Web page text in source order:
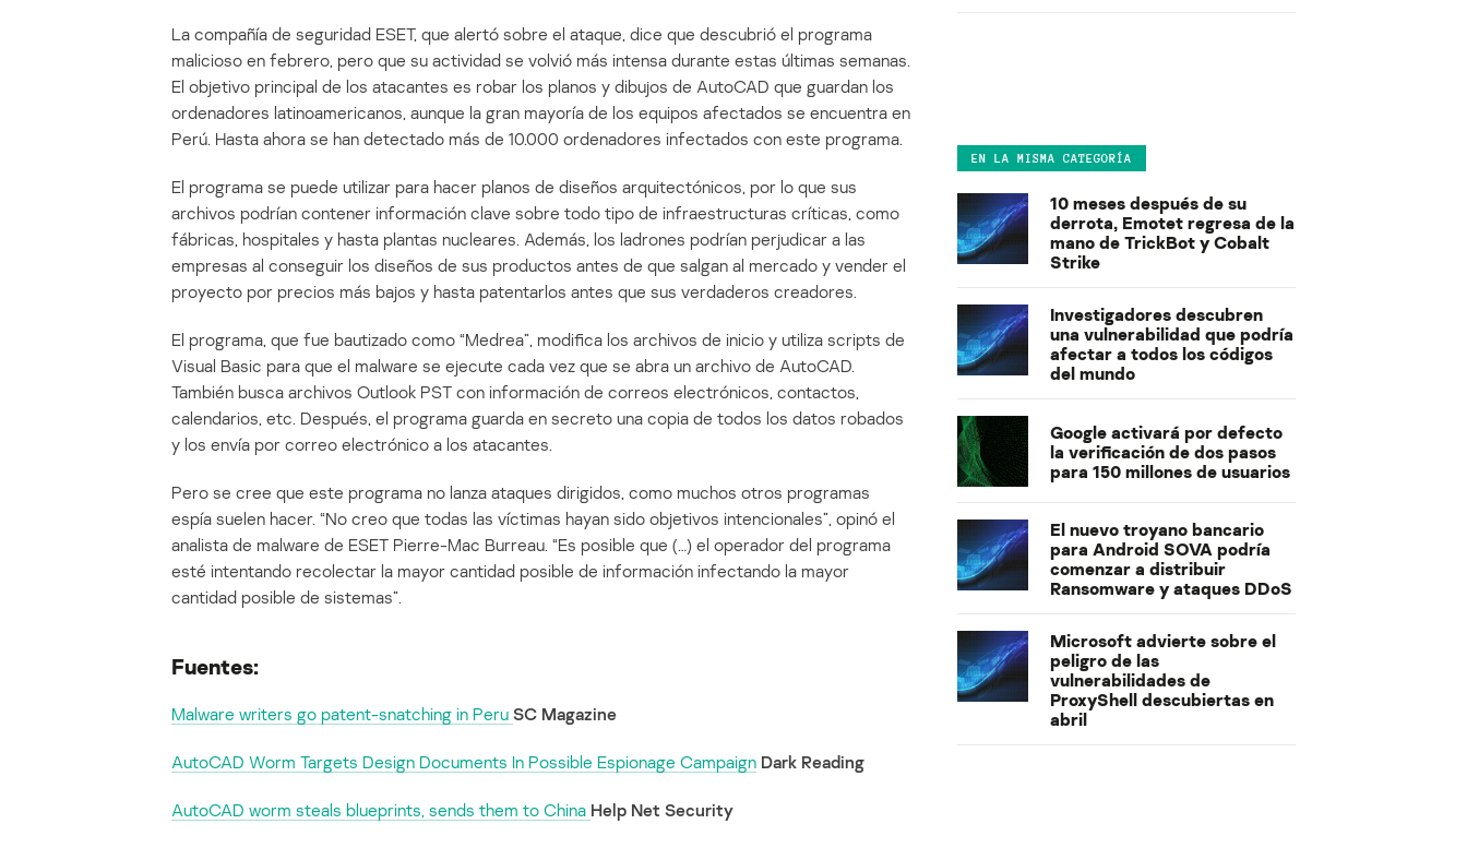
La compañía de seguridad ESET, que alertó sobre el ataque, dice que descubrió el programa
malicioso en febrero, pero que su actividad se volvió más intensa durante estas últimas semanas.
El objetivo principal de los atacantes es robar los planos y dibujos de AutoCAD que guardan los
ordenadores latinoamericanos, aunque la gran mayoría de los equipos afectados se encuentra en
Perú. Hasta ahora se han detectado más de 10.000 ordenadores infectados con este programa.
El programa se puede utilizar para hacer planos de diseños arquitectónicos, por lo que sus
archivos podrían contener información clave sobre todo tipo de infraestructuras críticas, como
fábricas, hospitales y hasta plantas nucleares. Además, los ladrones podrían perjudicar a las
empresas al conseguir los diseños de sus productos antes de que salgan al mercado y vender el
proyecto por precios más bajos y hasta patentarlos antes que sus verdaderos creadores.
El programa, que fue bautizado como “Medrea”, modifica los archivos de inicio y utiliza scripts de
Visual Basic para que el malware se ejecute cada vez que se abra un archivo de AutoCAD.
También busca archivos Outlook PST con información de correos electrónicos, contactos,
calendarios, etc. Después, el programa guarda en secreto una copia de todos los datos robados
y los envía por correo electrónico a los atacantes.
Pero se cree que este programa no lanza ataques dirigidos, como muchos otros programas
espía suelen hacer. “No creo que todas las víctimas hayan sido objetivos intencionales”, opinó el
analista de malware de ESET Pierre-Mac Burreau. “Es posible que (…) el operador del programa
esté intentando recolectar la mayor cantidad posible de información infectando la mayor
cantidad posible de sistemas”.
Fuentes:
Malware writers go patent-snatching in Peru SC Magazine
AutoCAD Worm Targets Design Documents In Possible Espionage Campaign Dark Reading
AutoCAD worm steals blueprints, sends them to China Help Net Security
EN LA MISMA CATEGORÍA
10 meses después de su
derrota, Emotet regresa de la
mano de TrickBot y Cobalt
Strike
Investigadores descubren
una vulnerabilidad que podría
afectar a todos los códigos
del mundo
Google activará por defecto
la verificación de dos pasos
para 150 millones de usuarios
El nuevo troyano bancario
para Android SOVA podría
comenzar a distribuir
Ransomware y ataques DDoS
Microsoft advierte sobre el
peligro de las
vulnerabilidades de
ProxyShell descubiertas en
abril